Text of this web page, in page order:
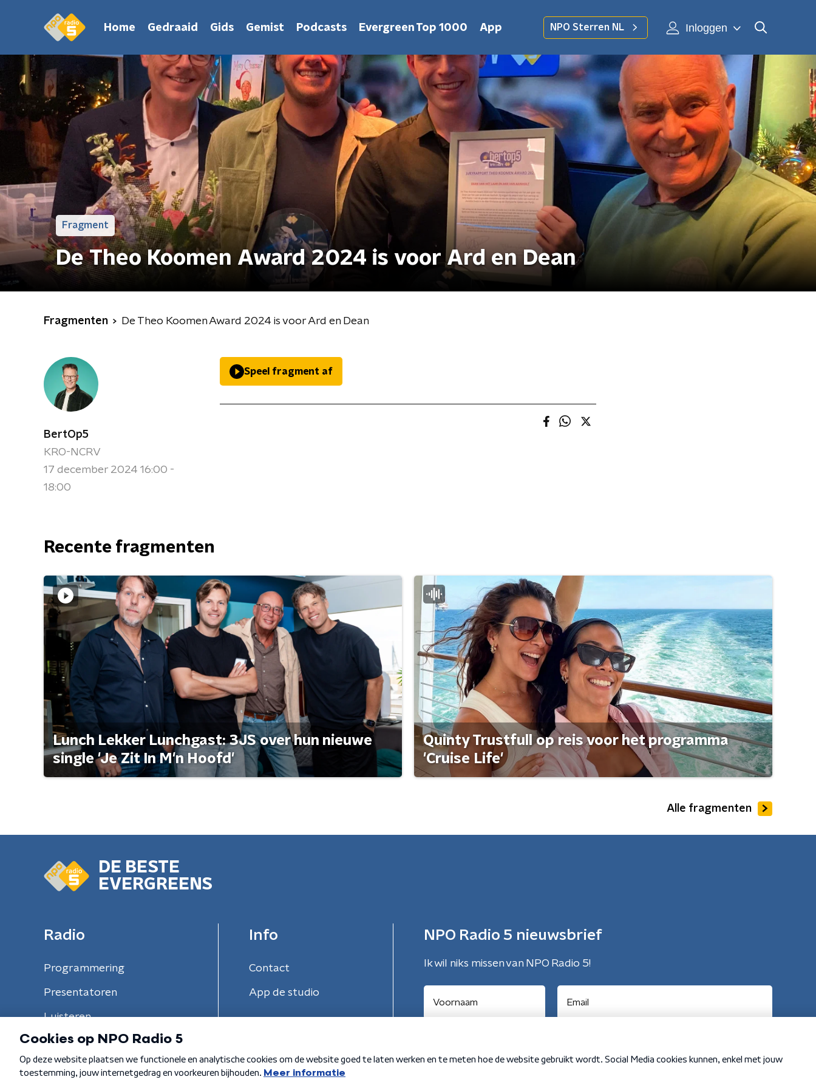
Home Gedraaid Gids Gemist Podcasts Evergreen Top 1000 App NPO Sterren NL Inloggen
Fragment
De Theo Koomen Award 2024 is voor Ard en Dean
Fragmenten De Theo Koomen Award 2024 is voor Ard en Dean
BertOp5
KRO-NCRV
17 december 2024 16:00 -
18:00
Speel fragment af
Recente fragmenten
Lunch Lekker Lunchgast: 3JS over hun nieuwe
single 'Je Zit In M'n Hoofd'
Quinty Trustfull op reis voor het programma
'Cruise Life'
Alle fragmenten
DE BESTE
EVERGREENS
Radio
Programmering
Presentatoren
Luisteren
Info
Contact
App de studio
NPO Radio 5 nieuwsbrief
Ik wil niks missen van NPO Radio 5!
Algemene voorwaarden Privacybeleid